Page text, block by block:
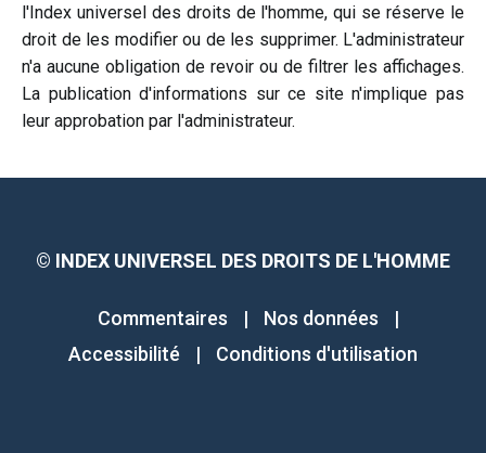
l'Index universel des droits de l'homme, qui se réserve le
droit de les modifier ou de les supprimer. L'administrateur
n'a aucune obligation de revoir ou de filtrer les affichages.
La publication d'informations sur ce site n'implique pas
leur approbation par l'administrateur.
© INDEX UNIVERSEL DES DROITS DE L'HOMME
Commentaires | Nos données
|
Accessibilité
| Conditions d'utilisation